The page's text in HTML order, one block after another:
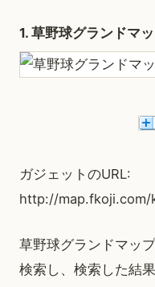
1. 草野球グランドマ
ガジェットのURL:
http://map.fkoji.com/
草野球グランドマッ
検索し、検索した結